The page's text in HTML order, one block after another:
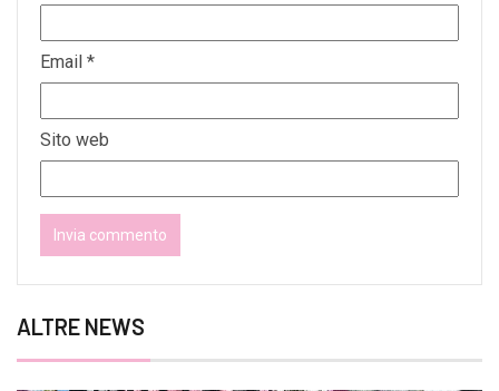
Email *
Sito web
ALTRE NEWS